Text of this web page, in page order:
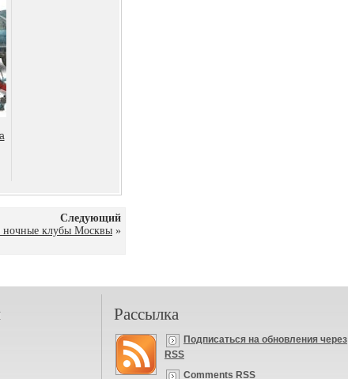
Следующий
клубы Москвы »
Рассылка
Подписаться на обновления через
RSS
Comments RSS